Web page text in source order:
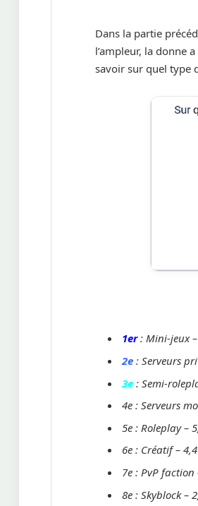
Dans la partie
l’ampleur, la donne
savoir sur quel type
1er: Mini-jeux –
2e : Serveurs
3e : Semi-
4e : Serveurs
5e : Roleplay –
6e : Créatif –
7e : PvP faction
8e : Skyblock –